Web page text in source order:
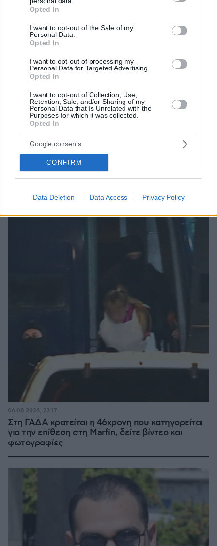
grant or deny consent to Google and its third-party tags to
use your data for below specified purposes in below Google
consent section.
Opted In
I want to opt-out of the Sale of my
Personal Data.
Opted In
I want to opt-out of processing my
Personal Data for Targeted Advertising.
Opted In
I want to opt-out of Collection, Use,
Retention, Sale, and/or Sharing of my
Personal Data that Is Unrelated with the
Purposes for which it was collected.
Opted In
Google consents
CONFIRM
Data Deletion Data Access Privacy Policy
Συνελήφθη πρώην κυβερνήτης πολιτείας του Μεξικού
για την εξαφάνιση των 43 φοιτητών το 2014
07.08.2026, 03:01
Τουλάχιστον 11 τραυματίες σε επιθέσεις των Χούθι στη
νότια Σαουδική Αραβία
07.08.2026, 02:35
Γκολ ο Παυλίδης στη εξάρα της Μπενφίκα στη Χαρτς και
μια ανάσα από τα play-offs του Europa League, δείτε τα
ΔΕΙΤΕ ΟΛΕΣ ΤΙΣ ΕΙΔΗΣΕΙΣ
Στη ΓΑΔΑ κρατείται η 46χρονη που κατηγορείται
για την επίθεση στη Marfin, δείτε βίντεο και
φωτογραφίες
06.08.2026, 23:17